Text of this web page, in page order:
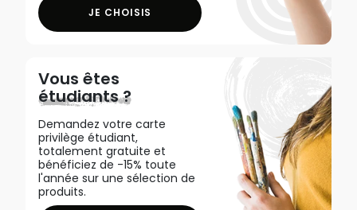
JE CHOISIS
Vous êtes
étudiants ?
Demandez votre carte
privilège étudiant,
totalement gratuite et
bénéficiez de -15% toute
l'année sur une sélection de
produits.